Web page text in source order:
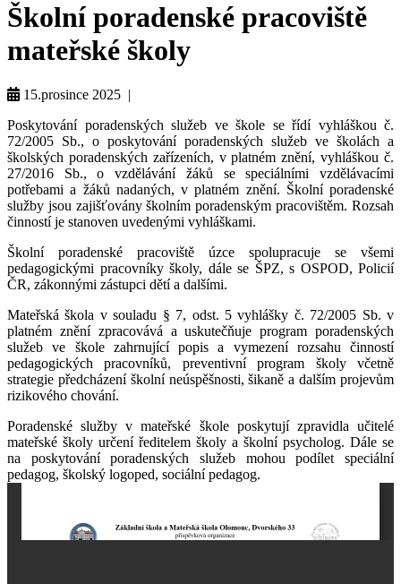
Školní poradenské pracoviště
mateřské školy
15.prosince 2025 |
Poskytování poradenských služeb ve škole se řídí vyhláškou č.
72/2005 Sb., o poskytování poradenských služeb ve školách a
školských poradenských zařízeních, v platném znění, vyhláškou č.
27/2016 Sb., o vzdělávání žáků se speciálními vzdělávacími
potřebami a žáků nadaných, v platném znění. Školní poradenské
služby jsou zajišťovány školním poradenským pracovištěm. Rozsah
činností je stanoven uvedenými vyhláškami.
Školní poradenské pracoviště úzce spolupracuje se všemi
pedagogickými pracovníky školy, dále se ŠPZ, s OSPOD, Policií
ČR, zákonnými zástupci dětí a dalšími.
Mateřská škola v souladu § 7, odst. 5 vyhlášky č. 72/2005 Sb. v
platném znění zpracovává a uskutečňuje program poradenských
služeb ve škole zahrnující popis a vymezení rozsahu činností
pedagogických pracovníků, preventivní program školy včetně
strategie předcházení školní neúspěšnosti, šikaně a dalším projevům
rizikového chování.
Poradenské služby v mateřské škole poskytují zpravidla učitelé
mateřské školy určení ředitelem školy a školní psycholog. Dále se
na poskytování poradenských služeb mohou podílet speciální
pedagog, školský logoped, sociální pedagog.